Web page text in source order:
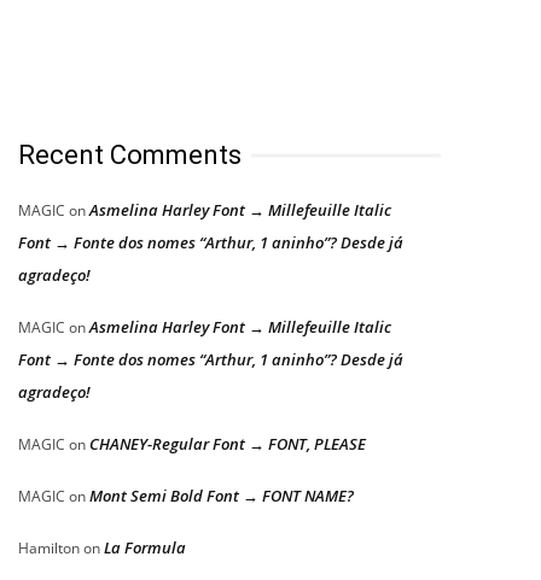
Recent Comments
MAGIC onAsmelina Harley Font → Millefeuille Italic
Font → Fonte dos nomes “Arthur, 1 aninho”? Desde já
agradeço!
MAGIC onAsmelina Harley Font → Millefeuille Italic
Font → Fonte dos nomes “Arthur, 1 aninho”? Desde já
agradeço!
MAGIC on CHANEY-Regular Font → FONT, PLEASE
MAGIC onMont Semi Bold Font → FONT NAME?
HamiltononLa Formula